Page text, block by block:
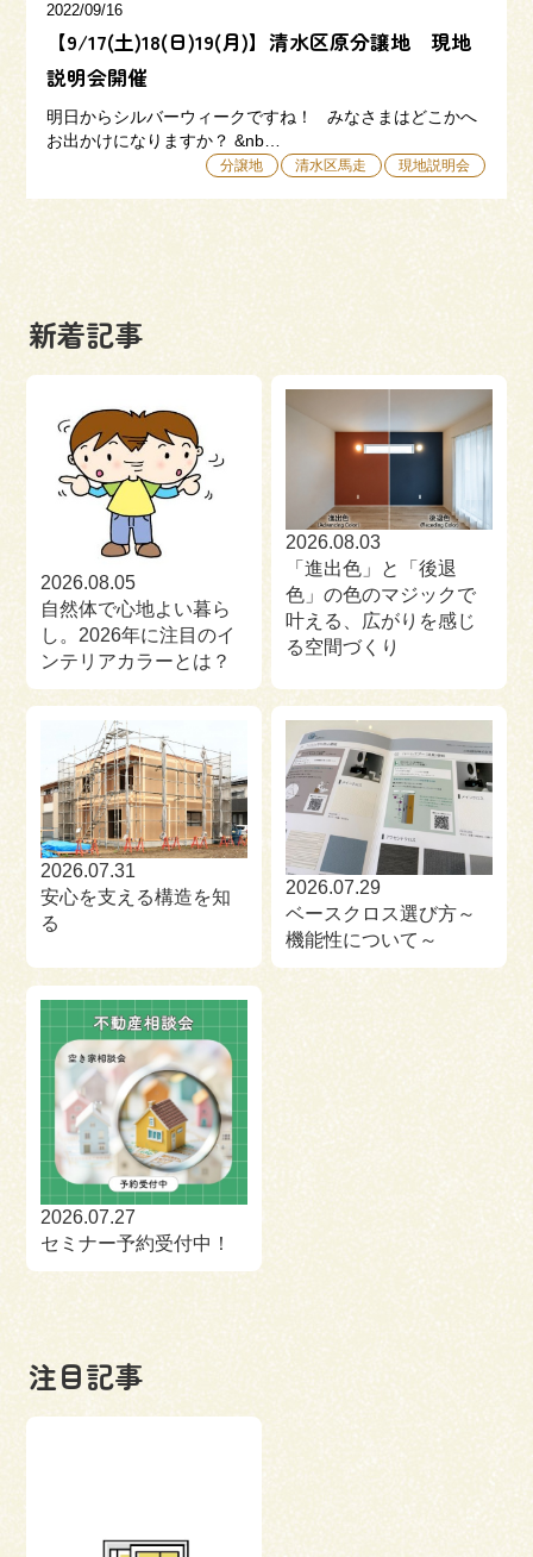
054-365-3838
来場予約 お問い合わせ 資料請求
2022/09/16
【9/17(土)18(日)19(月)】清水区原分譲地 現地
説明会開催
明日からシルバーウィークですね！ みなさまはどこかへ
お出かけになりますか？ &nb…
分譲地 清水区馬走 現地説明会
新着記事
2026.08.05
自然体で心地よい暮ら
し。2026年に注目のイ
ンテリアカラーとは？
2026.08.03
「進出色」と「後退
色」の色のマジックで
叶える、広がりを感じ
る空間づくり
2026.07.31
安心を支える構造を知
る
2026.07.29
ベースクロス選び方～
機能性について～
2026.07.27
セミナー予約受付中！
注目記事